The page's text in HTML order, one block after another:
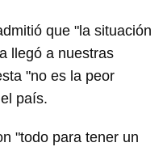
que "la situación
llegó a nuestras
"no es la peor
país.
"todo para tener un